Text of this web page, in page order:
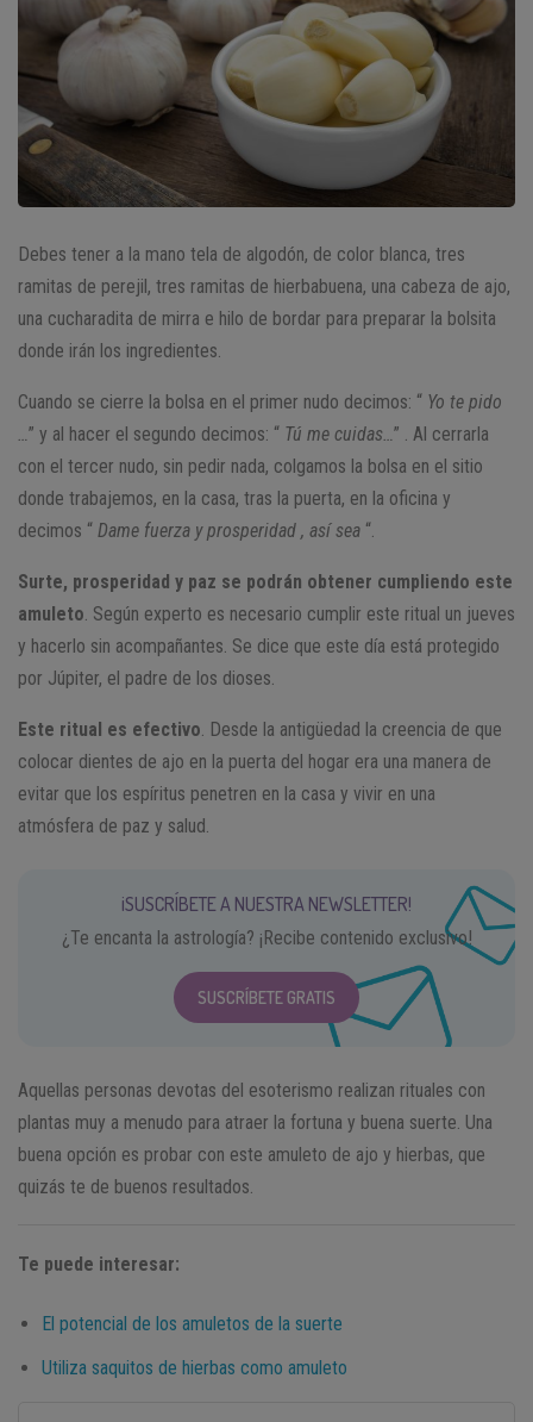
Debes tener a la mano tela de algodón, de color blanca, tres
ramitas de perejil, tres ramitas de hierbabuena, una cabeza de ajo,
una cucharadita de mirra e hilo de bordar para preparar la bolsita
donde irán los ingredientes.
Cuando se cierre la bolsa en el primer nudo decimos: “ Yo te pido
…” y al hacer el segundo decimos: “ Tú me cuidas…” . Al cerrarla
con el tercer nudo, sin pedir nada, colgamos la bolsa en el sitio
donde trabajemos, en la casa, tras la puerta, en la oficina y
decimos “ Dame fuerza y prosperidad , así sea “.
Surte, prosperidad y paz se podrán obtener cumpliendo este
amuleto. Según experto es necesario cumplir este ritual un jueves
y hacerlo sin acompañantes. Se dice que este día está protegido
por Júpiter, el padre de los dioses.
Este ritual es efectivo. Desde la antigüedad la creencia de que
colocar dientes de ajo en la puerta del hogar era una manera de
evitar que los espíritus penetren en la casa y vivir en una
atmósfera de paz y salud.
¡SUSCRÍBETE A NUESTRA NEWSLETTER!
¿Te encanta la astrología? ¡Recibe contenido exclusivo!
SUSCRÍBETE GRATIS
Aquellas personas devotas del esoterismo realizan rituales con
plantas muy a menudo para atraer la fortuna y buena suerte. Una
buena opción es probar con este amuleto de ajo y hierbas, que
quizás te de buenos resultados.
Te puede interesar:
El potencial de los amuletos de la suerte
Utiliza saquitos de hierbas como amuleto